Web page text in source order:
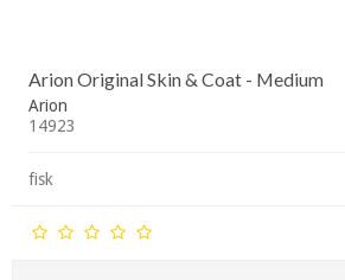
Arion Original Skin & Coat - Medium
Arion
14923
fisk